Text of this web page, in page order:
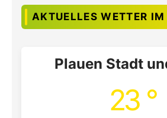
AKTUELLES WETTER
Plauen Stadt
23 °